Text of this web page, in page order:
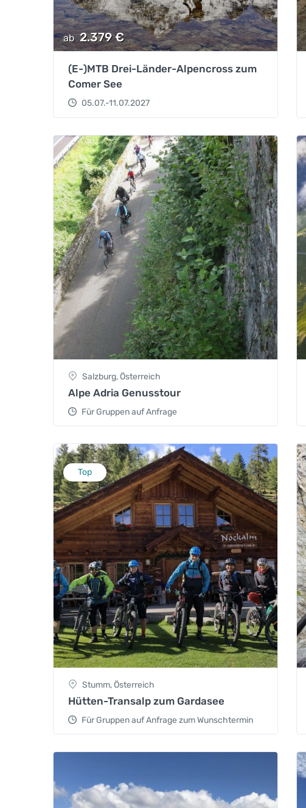
ab 2.379€
(E-)MTB Drei-Länder-Alpencross zum
Comer See
05.07.-11.07.2027
Salzburg, Österreich
Alpe Adria Genusstour
Für Gruppen auf Anfrage
Top
Stumm, Österreich
Hütten-Transalp zum Gardasee
Für Gruppen auf Anfrage zum Wunschtermin